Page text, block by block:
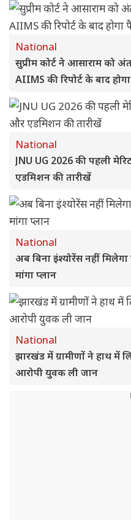
National
सुप्रीम कोर्ट ने आसाराम को
AIIMS की रिपोर्ट के बाद
National
JNU UG 2026 की पहली
एडमिशन की तारीखें
National
अब बिना इंश्योरेंस नहीं मिलेगा
मांगा प्लान
National
झारखंड में ग्रामीणों ने हाथ में
आरोपी युवक ली जान